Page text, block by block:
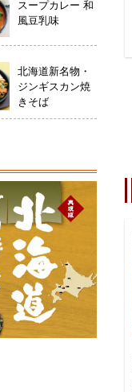
スープカレー 和
風豆乳味
北海道新名物・
ジンギスカン焼
きそば